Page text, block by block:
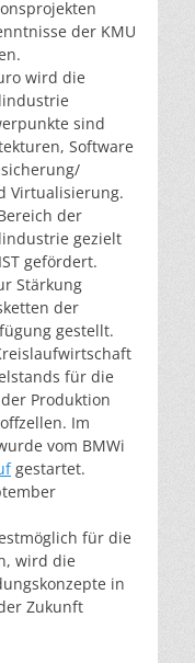
der KMU
wird die
sind
Software
Virtualisierung.
der
gezielt
gefördert.
Stärkung
der
gestellt.
für die
Produktion
Im
vom BMWi
gestartet.
für die
wird die
in
Zukunft